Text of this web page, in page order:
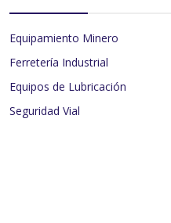
Equipamiento Minero
Ferretería Industrial
Equipos de Lubricación
Seguridad Vial